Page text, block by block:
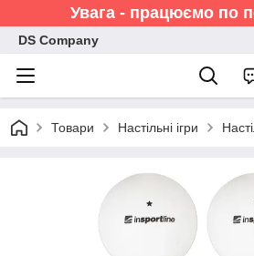
Увага - працюємо по
DS Company
Товари Настільні ігри